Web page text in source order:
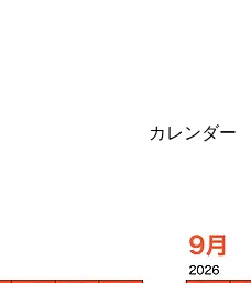
​カレンダー